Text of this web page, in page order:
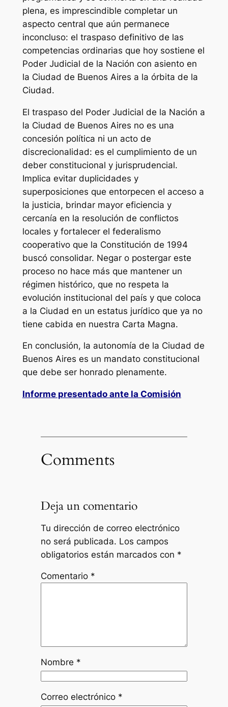
plena, es imprescindible completar un
aspecto central que aún permanece
inconcluso: el traspaso definitivo de las
competencias ordinarias que hoy sostiene el
Poder Judicial de la Nación con asiento en
la Ciudad de Buenos Aires a la órbita de la
Ciudad.
El traspaso del Poder Judicial de la Nación a
la Ciudad de Buenos Aires no es una
concesión política ni un acto de
discrecionalidad: es el cumplimiento de un
deber constitucional y jurisprudencial.
Implica evitar duplicidades y
superposiciones que entorpecen el acceso a
la justicia, brindar mayor eficiencia y
cercanía en la resolución de conflictos
locales y fortalecer el federalismo
cooperativo que la Constitución de 1994
buscó consolidar. Negar o postergar este
proceso no hace más que mantener un
régimen histórico, que no respeta la
evolución institucional del país y que coloca
a la Ciudad en un estatus jurídico que ya no
tiene cabida en nuestra Carta Magna.
En conclusión, la autonomía de la Ciudad de
Buenos Aires es un mandato constitucional
que debe ser honrado plenamente.
Informe presentado ante la Comisión
Comments
Deja un comentario
Tu dirección de correo electrónico
no será publicada. Los campos
obligatorios están marcados con *
Comentario *
Nombre *
Correo electrónico *